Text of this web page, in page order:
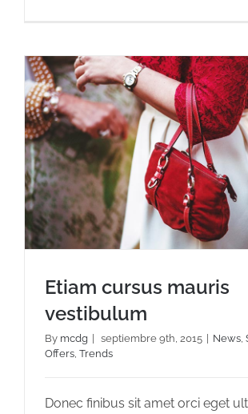
Etiam cursus mauris
vestibulum
By mcdg septiembre 9th, 2015 News,
Offers, Trends
Donec finibus sit amet orci eget